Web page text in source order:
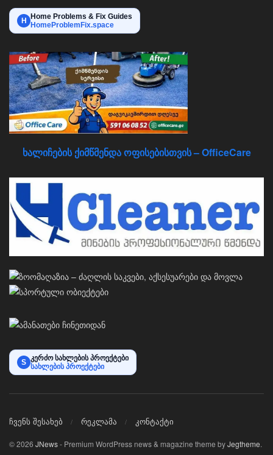
H
Home Problems & Fix Guides
HomeProblemFix.space
ხალიჩების ქიმწმენდა ოფისებისთვის – OfficeCare
S კერძო სახლების პროექტები
სახლების პროექტები
ჩვენს შესახებ რეკლამა კონტაქტი
© 2026 JNews- Premium WordPress news & magazine theme byJegtheme.